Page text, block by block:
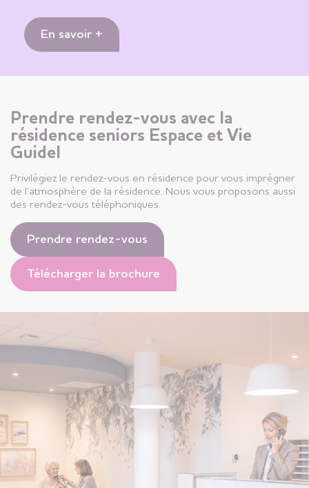
En savoir +
Prendre rendez-vous avec la
résidence seniors Espace et Vie
Guidel
Privilégiez le rendez-vous en résidence pour vous imprégner
de l’atmosphère de la résidence. Nous vous proposons aussi
des rendez-vous téléphoniques.
Prendre rendez-vous
Télécharger la brochure